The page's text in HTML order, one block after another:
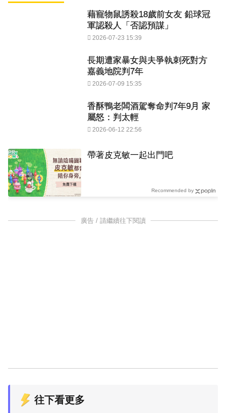
藉寵物鼠誘殺18歲前女友 鉛球冠
軍認殺人「否認預謀」
2026-07-23 15:39
長期遭家暴女與夫爭執刺死對方
嘉義地院判7年
2026-07-09 15:35
香酥鴨老闆酒駕奪命判7年9月 家
屬怒：判太輕
2026-06-12 22:56
帶著皮克敏一起出門吧
PR
Recommended by
廣告 / 請繼續往下閱讀
往下看更多